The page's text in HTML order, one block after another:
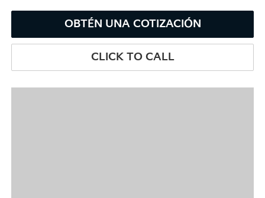
OBTÉN UNA COTIZACIÓN
CLICK TO CALL